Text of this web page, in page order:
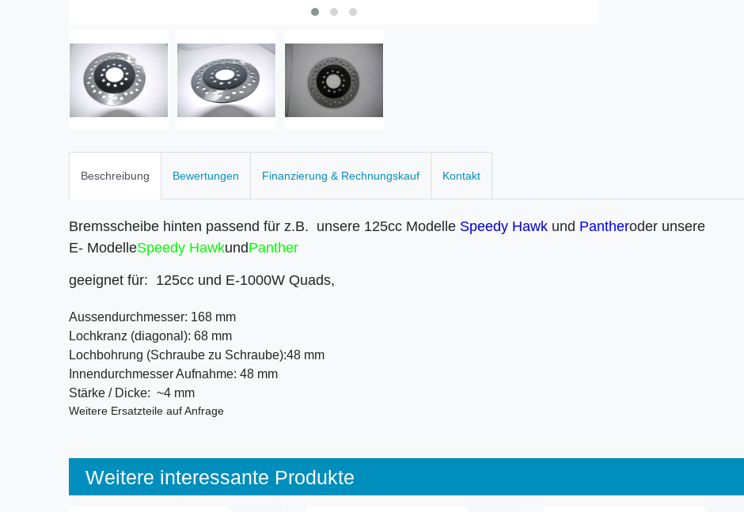
Beschreibung Bewertungen Finanzierung & Rechnungskauf Kontakt
Bremsscheibe hinten passend für z.B. unsere 125cc Modelle Speedy Hawk und Pantheroder unsere
E- ModelleSpeedy HawkundPanther
geeignet für: 125cc und E-1000W Quads,
Aussendurchmesser: 168 mm
Lochkranz (diagonal): 68 mm
Lochbohrung (Schraube zu Schraube):48 mm
Innendurchmesser Aufnahme: 48 mm
Stärke / Dicke: ~4 mm
Weitere Ersatzteile auf Anfrage
Weitere interessante Produkte